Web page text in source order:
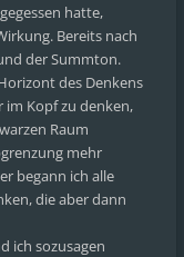
hatte,
Bereits nach
der Summton.
des Denkens
im Kopf zu denken,
Raum
mehr
begann ich alle
die aber dann
ich sozusagen